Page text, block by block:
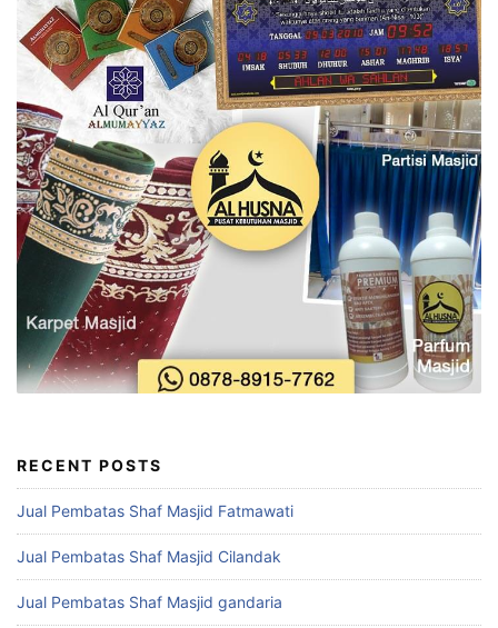
RECENT POSTS
Jual Pembatas Shaf Masjid Fatmawati
Jual Pembatas Shaf Masjid Cilandak
Jual Pembatas Shaf Masjid gandaria